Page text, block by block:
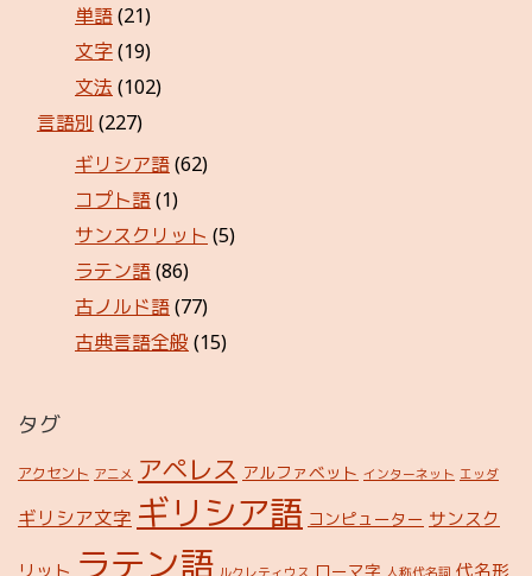
単語(21)
文字(19)
文法 (102)
言語別 (227)
ギリシア語(62)
コプト語(1)
サンスクリット (5)
ラテン語(86)
古ノルド語(77)
古典言語全般 (15)
タグ
アクセント アニメ アペレス アルファベット インターネット エッダ
ギリシア文字 ギリシア語 コンピューター サンスク
リット ラテン語 ローマ字 代名形